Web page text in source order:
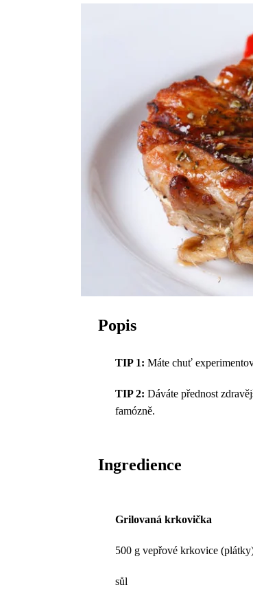
Popis
TIP 1: Máte chuť
TIP 2: Dáváte přednost
famózně.
Ingredience
Grilovaná krkovička
500 g vepřové krkovice
sůl